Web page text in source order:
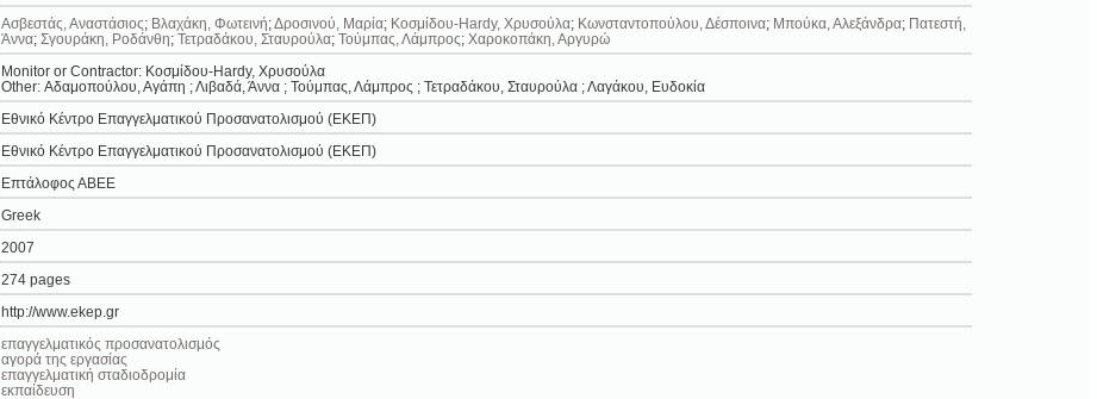
Ασβεστάς, Αναστάσιος; Βλαχάκη, Φωτεινή;Δροσινού, Μαρία; Κοσμίδου-Hardy, Χρυσούλα; Κωνσταντοπούλου, Δέσποινα; Μπούκα, Αλεξάνδρα; Πατεστή,
Άννα; Σγουράκη, Ροδάνθη; Τετραδάκου, Σταυρούλα; Τούμπας, Λάμπρος; Χαροκοπάκη, Αργυρώ
Monitor or Contractor: Κοσμίδου-Hardy, Χρυσούλα
Other: Αδαμοπούλου, Αγάπη ; Λιβαδά, Άννα ; Τούμπας, Λάμπρος ; Τετραδάκου, Σταυρούλα ; Λαγάκου, Ευδοκία
Εθνικό Κέντρο Επαγγελματικού Προσανατολισμού (ΕΚΕΠ)
Εθνικό Κέντρο Επαγγελματικού Προσανατολισμού (ΕΚΕΠ)
Επτάλοφος ΑΒΕΕ
Greek
2007
274 pages
http://www.ekep.gr
επαγγελματικός προσανατολισμός
αγορά της εργασίας
επαγγελματική σταδιοδρομία
εκπαίδευση